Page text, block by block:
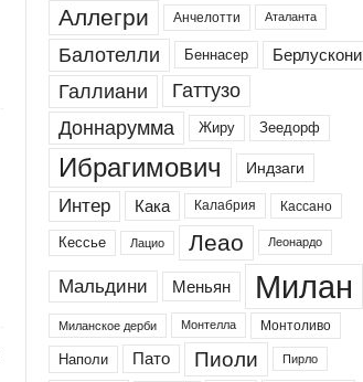
Аллегри Анчелотти Аталанта
Балотелли Беннасер Берлускони
Галлиани
Гаттузо
Доннарумма
Жиру Зеедорф
Ибрагимович Индзаги
Интер Кака Калабрия Кассано
Кессье Лацио Леао Леонардо
Мальдини Меньян Милан
Миланское дерби Монтелла Монтоливо
Наполи Пато Пиоли Пирло